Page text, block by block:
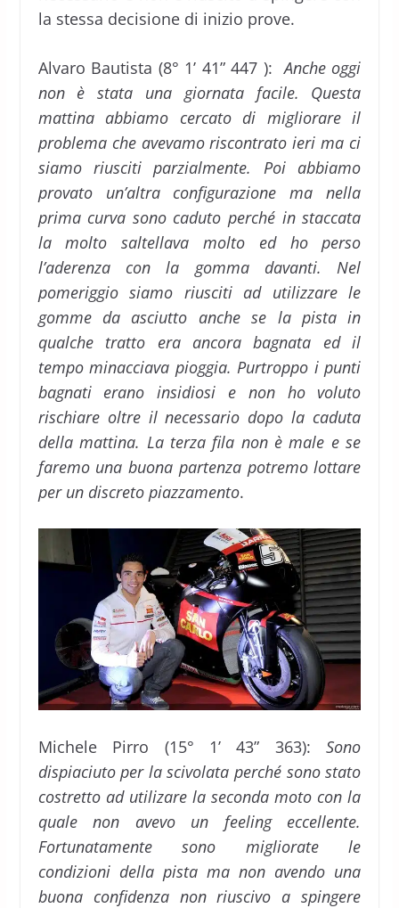
la stessa decisione di inizio prove.
Alvaro Bautista (8° 1’ 41” 447 ):Anche oggi
non è stata una giornata facile. Questa
mattina abbiamo cercato di migliorare il
problema che avevamo riscontrato ieri ma ci
siamo riusciti parzialmente. Poi abbiamo
provato un’altra configurazione ma nella
prima curva sono caduto perché in staccata
la molto saltellava molto ed ho perso
l’aderenza con la gomma davanti. Nel
pomeriggio siamo riusciti ad utilizzare le
gomme da asciutto anche se la pista in
qualche tratto era ancora bagnata ed il
tempo minacciava pioggia. Purtroppo i punti
bagnati erano insidiosi e non ho voluto
rischiare oltre il necessario dopo la caduta
della mattina. La terza fila non è male e se
faremo una buona partenza potremo lottare
per un discreto piazzamento.
Michele Pirro (15° 1’ 43” 363):Sono
dispiaciuto per la scivolata perché sono stato
costretto ad utilizare la seconda moto con la
quale non avevo un feeling eccellente.
Fortunatamente sono migliorate le
condizioni della pista ma non avendo una
buona confidenza non riuscivo a spingere